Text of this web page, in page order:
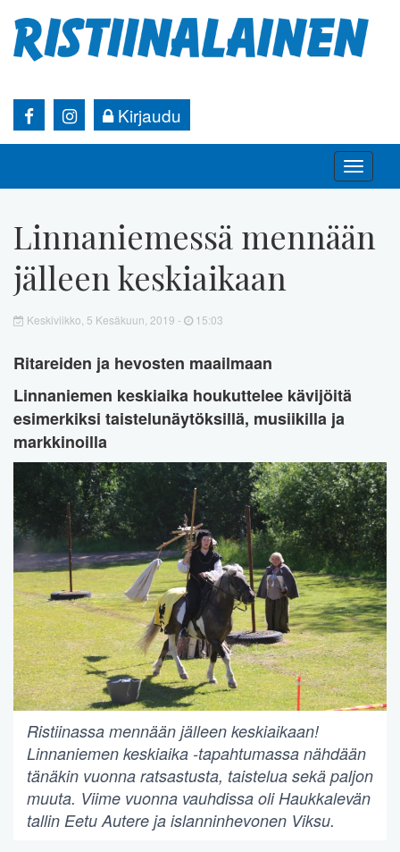
Kirjaudu
Toggle
Linnaniemessä mennään
jälleen keskiaikaan
Keskiviikko, 5 Kesäkuun, 2019 - 15:03
Ritareiden ja hevosten maailmaan
Linnaniemen keskiaika houkuttelee kävijöitä
esimerkiksi taistelunäytöksillä, musiikilla ja
markkinoilla
Ristiinassa mennään jälleen keskiaikaan!
Linnaniemen keskiaika -tapahtumassa nähdään
tänäkin vuonna ratsastusta, taistelua sekä paljon
muuta. Viime vuonna vauhdissa oli Haukkalevän
tallin Eetu Autere ja islanninhevonen Viksu.